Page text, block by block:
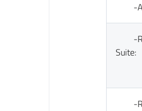
-
-
Suite:
-